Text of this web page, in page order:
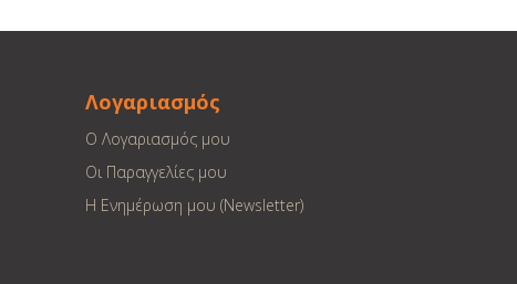
Λογαριασμός
Ο Λογαριασμός μου
Οι Παραγγελίες μου
Η Ενημέρωση μου (Newsletter)